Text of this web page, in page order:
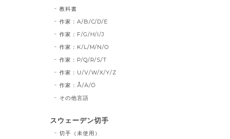
教科書
作家：A/B/C/D/E
作家：F/G/H/I/J
作家：K/L/M/N/O
作家：P/Q/R/S/T
作家：U/V/W/X/Y/Z
作家：Å/Ä/Ö
その他言語
スウェーデン切手
切手（未使用）